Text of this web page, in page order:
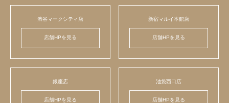
渋谷マークシティ店
店舗HPを見る
新宿マルイ本館店
店舗HPを見る
銀座店
店舗HPを見る
池袋西口店
店舗HPを見る